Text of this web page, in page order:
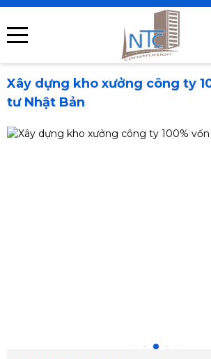
Xây dựng kho xưởng công ty
tư Nhật Bản